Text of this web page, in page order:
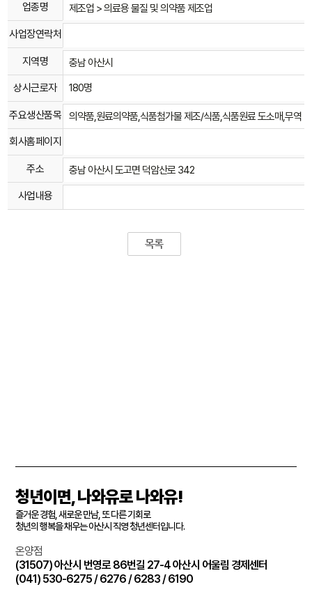
업종명 제조업 > 의료용 물질 및 의약품 제조업
사업장연락처
지역명
충남 아산시
상시근로자
180명
주요생산품목
의약품,원료의약품,식품첨가물 제조/식품,식품원료 도소매,무역
회사홈페이지
주소 충남 아산시 도고면 덕암산로 342
사업내용
목록
청년이면, 나와유로 나와유!
즐거운 경험, 새로운 만남, 또 다른 기회로
청년의 행복을 채우는 아산시 직영 청년센터입니다.
온양점
(31507) 아산시 번영로 86번길 27-4 아산시 어울림 경제센터
(041) 530-6275 / 6276 / 6283 / 6190